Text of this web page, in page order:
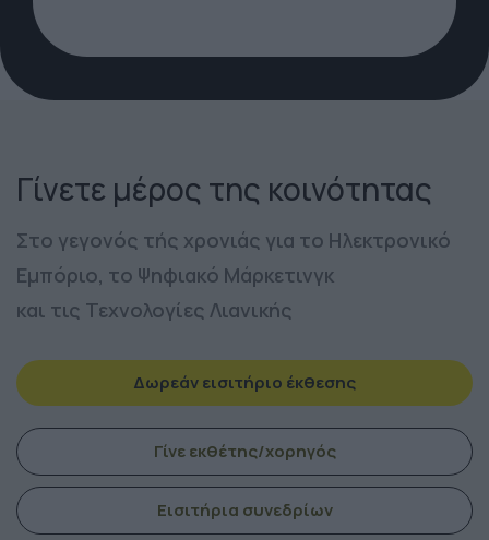
Γίνετε μέρος της κοινότητας
Στο γεγονός τής χρονιάς για το Ηλεκτρονικό
Εμπόριο, το Ψηφιακό Μάρκετινγκ
και τις Τεχνολογίες Λιανικής
Δωρεάν εισιτήριο έκθεσης
Γίνε εκθέτης/χορηγός
Εισιτήρια συνεδρίων